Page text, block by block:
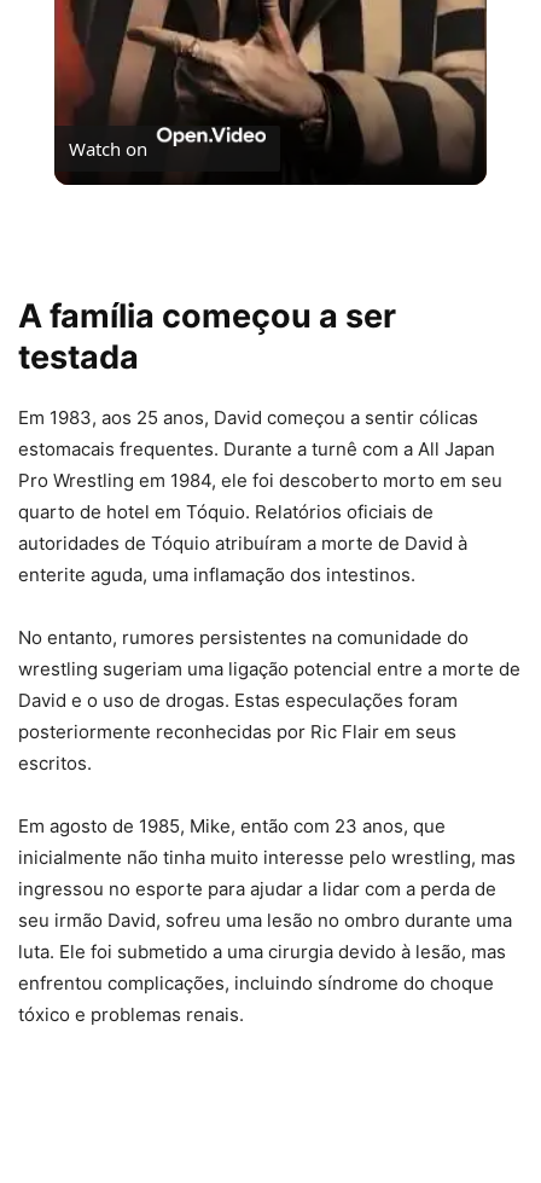
Watch on
A família começou a ser
testada
Em 1983, aos 25 anos, David começou a sentir cólicas
estomacais frequentes. Durante a turnê com a All Japan
Pro Wrestling em 1984, ele foi descoberto morto em seu
quarto de hotel em Tóquio. Relatórios oficiais de
autoridades de Tóquio atribuíram a morte de David à
enterite aguda, uma inflamação dos intestinos.
No entanto, rumores persistentes na comunidade do
wrestling sugeriam uma ligação potencial entre a morte de
David e o uso de drogas. Estas especulações foram
posteriormente reconhecidas por Ric Flair em seus
escritos.
Em agosto de 1985, Mike, então com 23 anos, que
inicialmente não tinha muito interesse pelo wrestling, mas
ingressou no esporte para ajudar a lidar com a perda de
seu irmão David, sofreu uma lesão no ombro durante uma
luta. Ele foi submetido a uma cirurgia devido à lesão, mas
enfrentou complicações, incluindo síndrome do choque
tóxico e problemas renais.